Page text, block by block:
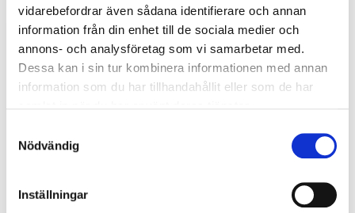
vidarebefordrar även sådana identifierare och annan
information från din enhet till de sociala medier och
annons- och analysföretag som vi samarbetar med.
Dessa kan i sin tur kombinera informationen med annan
information som du har tillhandahållit eller som de har
Nödvändig
Inställningar
En vecka med fokus på trafiksäkerhet